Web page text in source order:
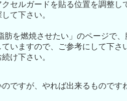
セルガードを貼る位置を調整し
て下さい。
肪を燃焼させたい」のページで
いますので、ご参考にして下さ
け下さい。
ですが、やれば出来るものです